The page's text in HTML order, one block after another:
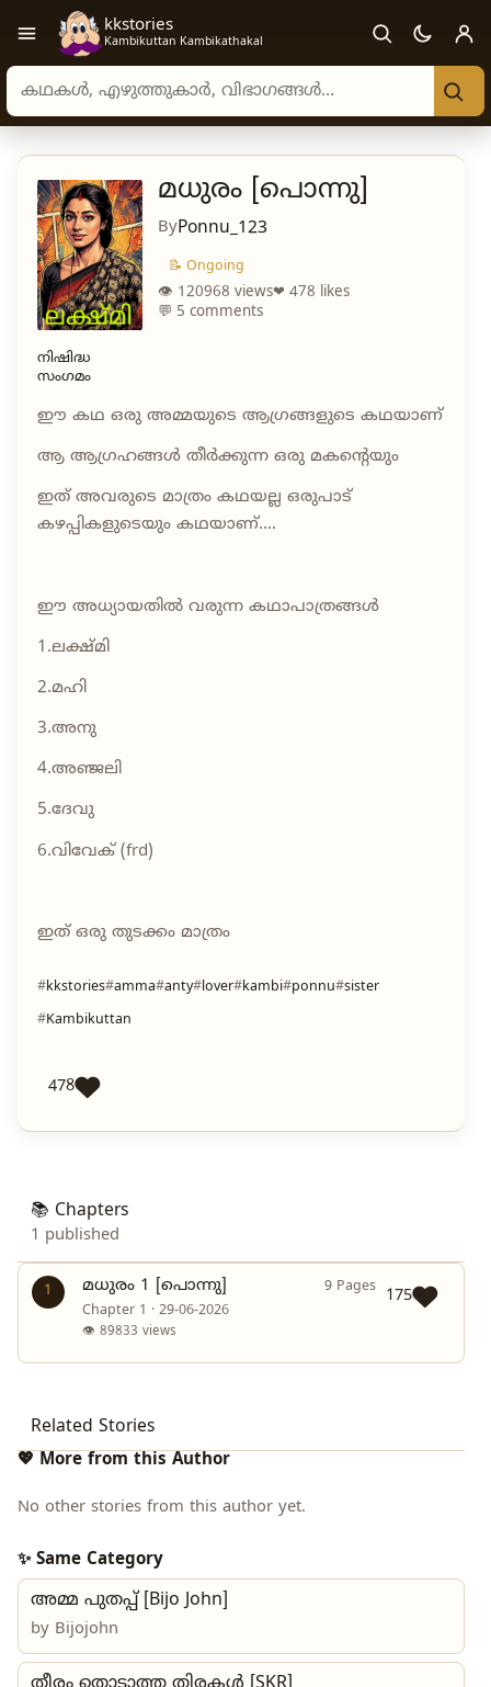
Open navigation menu
kkstories
Kambikuttan Kambikathakal
Search stories, authors, and categories
മധുരം [പൊന്നു]
ByPonnu_123
📝 Ongoing
👁 120968 views❤ 478 likes
💬 5 comments
നിഷിദ്ധ
സംഗമം
ഈ കഥ ഒരു അമ്മയുടെ ആഗ്രങ്ങളുടെ കഥയാണ്
ആ ആഗ്രഹങ്ങൾ തീർക്കുന്ന ഒരു മകന്റെയും
ഇത് അവരുടെ മാത്രം കഥയല്ല ഒരുപാട്
കഴപ്പികളുടെയും കഥയാണ്....
ഈ അധ്യായതിൽ വരുന്ന കഥാപാത്രങ്ങൾ
1.ലക്ഷ്മി
2.മഹി
3.അനു
4.അഞ്ജലി
5.ദേവു
6.വിവേക് (frd)
ഇത് ഒരു തുടക്കം മാത്രം
kkstories amma anty lover kambi ponnu sister
Kambikuttan
478
📚 Chapters
1 published
1 മധുരം 1 [പൊന്നു]
9 Pages
Chapter 1 · 29-06-2026
👁 89833 views
175
Related Stories
💖 More from this Author
No other stories from this author yet.
✨ Same Category
അമ്മ പുതപ്പ് [Bijo John]
by Bijojohn